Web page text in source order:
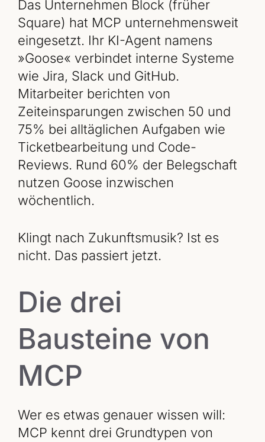
Das Unternehmen Block (früher
Square) hat MCP unternehmensweit
eingesetzt. Ihr KI-Agent namens
»Goose« verbindet interne Systeme
wie Jira, Slack und GitHub.
Mitarbeiter berichten von
Zeiteinsparungen zwischen 50 und
75% bei alltäglichen Aufgaben wie
Ticketbearbeitung und Code-
Reviews. Rund 60% der Belegschaft
nutzen Goose inzwischen
wöchentlich.
Klingt nach Zukunftsmusik? Ist es
nicht. Das passiert jetzt.
Die drei
Bausteine von
MCP
Wer es etwas genauer wissen will:
MCP kennt drei Grundtypen von